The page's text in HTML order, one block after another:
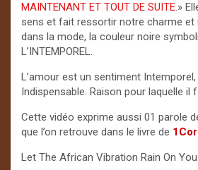
MAINTENANT ET TOUT DE SUITE.»
sens et fait ressortir notre charme et
dans la mode, la couleur noire
L’INTEMPOREL.
L’amour est un sentiment
Indispensable. Raison pour laquelle il
Cette vidéo exprime aussi 01 parole
que l’on retrouve dans le livre de 1
Let The African Vibration Rain On You.